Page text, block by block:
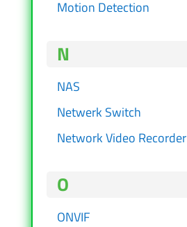
Motion Detection
N
NAS
Netwerk Switch
Network Video Recorder
O
ONVIF